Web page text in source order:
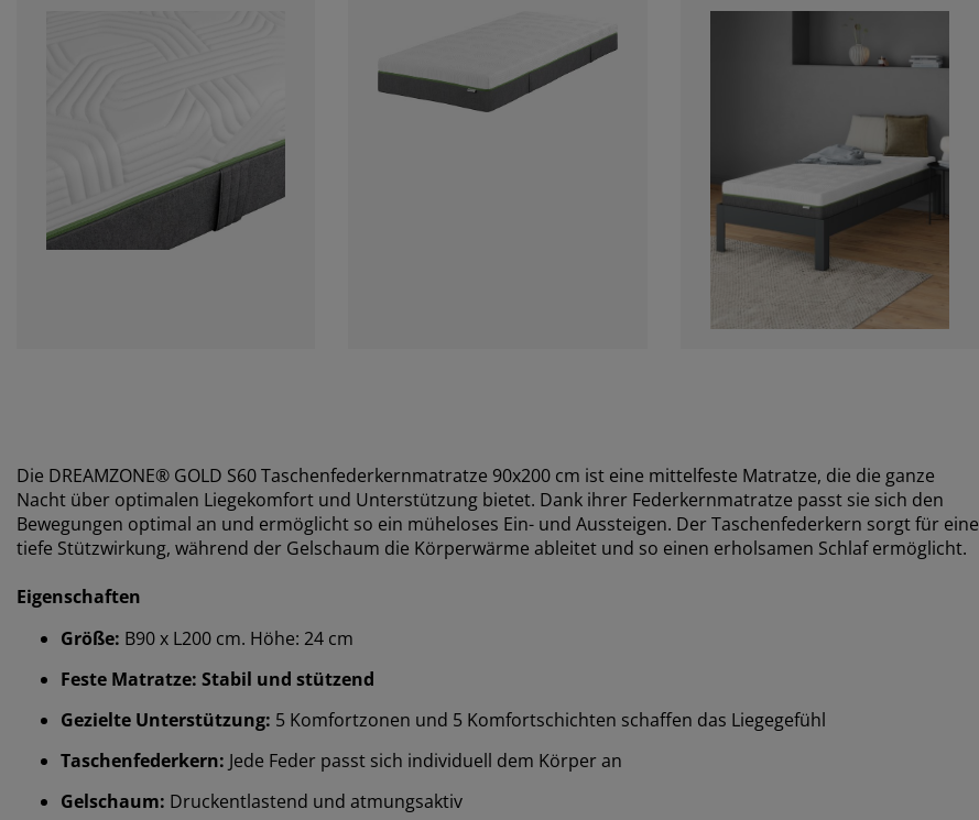
Die DREAMZONE® GOLD S60 Taschenfederkernmatratze 90x200 cm ist eine mittelfeste Matratze, die die ganze
Nacht über optimalen Liegekomfort und Unterstützung bietet. Dank ihrer Federkernmatratze passt sie sich den
Bewegungen optimal an und ermöglicht so ein müheloses Ein- und Aussteigen. Der Taschenfederkern sorgt für eine
tiefe Stützwirkung, während der Gelschaum die Körperwärme ableitet und so einen erholsamen Schlaf ermöglicht.
Eigenschaften
Größe: B90 x L200 cm. Höhe: 24 cm
Feste Matratze: Stabil und stützend
Gezielte Unterstützung: 5 Komfortzonen und 5 Komfortschichten schaffen das Liegegefühl
Taschenfederkern: Jede Feder passt sich individuell dem Körper an
Gelschaum: Druckentlastend und atmungsaktiv